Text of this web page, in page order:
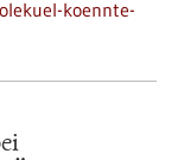
koennte-